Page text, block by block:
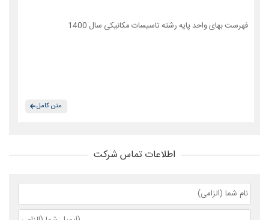
فهرست بهای واحد پایه رشته تاسیسات مکانیکی سال 1400
متن کامل
اطلاعات تماس شرکت